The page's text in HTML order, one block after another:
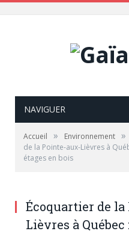
NAVIGUER
Accueil » Environnement »
de la Pointe-aux-Lièvres à
étages en bois
Écoquartier de
Lièvres à